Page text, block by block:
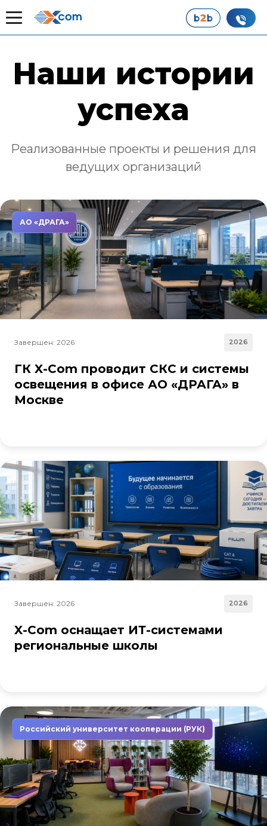
Главная Наши истории успеха
Наши истории
успеха
Реализованные проекты и решения для
ведущих организаций
АО «ДРАГА»
Завершен: 2026 2026
ГК X-Com проводит СКС и системы
освещения в офисе АО «ДРАГА» в
Москве
Завершен: 2026 2026
X-Com оснащает ИТ-системами
региональные школы
Российский университет кооперации (РУК)